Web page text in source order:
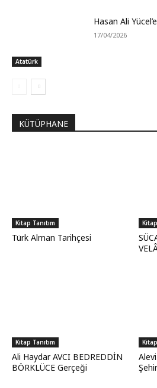
Atatürk
Hasan Ali
17/04/2026
KÜTÜPHANE
Kitap Tanıtım
Türk Alman Tarihçesi
Kitap Tanıtım
Ali Haydar AVCI BEDREDDİN
BÖRKLÜCE Gerçeği